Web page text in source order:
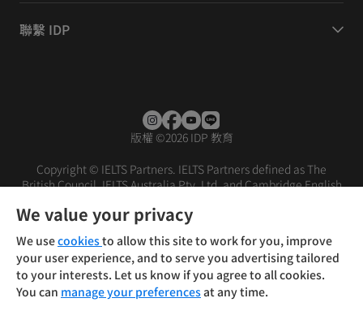
聯繫 IDP
版權 ©2026 IDP 教育
Copyright © IELTS Partners. IELTS Partners defined as The
British Council, IELTS Australia Pty. Ltd. and Cambridge English
投資人
使用條款 隱私權政策
We value your privacy
We usecookiesto allow this site to work for you, improve
your user experience, and to serve you advertising tailored
to your interests. Let us know if you agree to all cookies.
You can manage your preferencesat any time.